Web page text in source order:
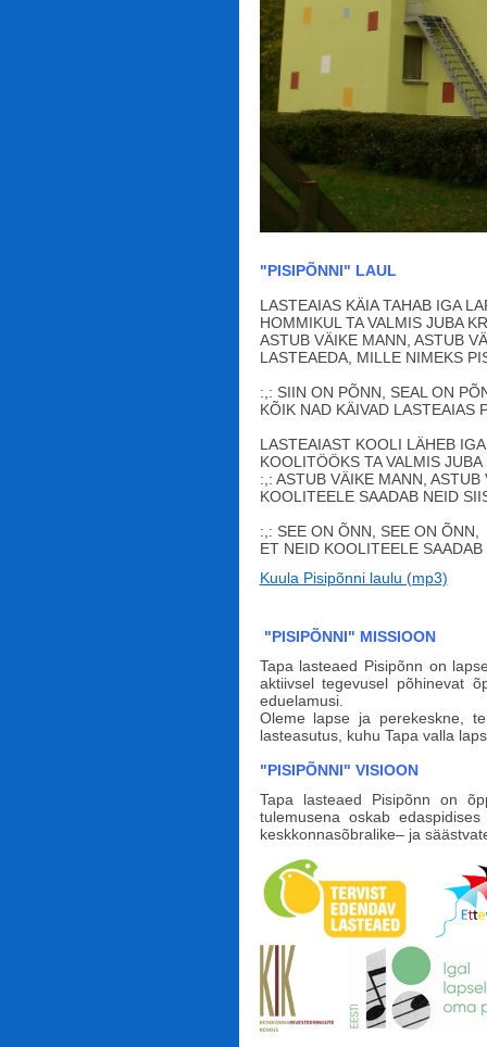
"PISIPÕNNI" LAUL
LASTEAIAS KÄIA TAHAB IGA
HOMMIKUL TA VALMIS JUBA
ASTUB VÄIKE MANN, ASTUB
LASTEAEDA, MILLE NIMEKS
:,: SIIN ON PÕNN, SEAL ON
KÕIK NAD KÄIVAD LASTEAIAS
LASTEAIAST KOOLI LÄHEB
KOOLITÖÖKS TA VALMIS JUBA
:,: ASTUB VÄIKE MANN, ASTUB
KOOLITEELE SAADAB NEID
:,: SEE ON ÕNN, SEE ON ÕNN,
ET NEID KOOLITEELE
Kuula Pisipõnni laulu (mp3)
"PISIPÕNNI" MISSIOON
Tapa lasteaed Pisipõnn on
aktiivsel tegevusel põhinevat
eduelamusi.
Oleme lapse ja perekeskne,
lasteasutus, kuhu Tapa valla
"PISIPÕNNI" VISIOON
Tapa lasteaed Pisipõnn on
tulemusena oskab
keskkonnasõbralike– ja